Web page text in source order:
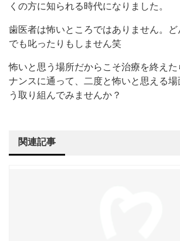
くの方に知られる時代になりました。
歯医者は怖いところではありません。
でも叱ったりもしません笑
怖いと思う場所だからこそ治療を終え
ナンスに通って、二度と怖いと思える場
う取り組んでみませんか？
関連記事